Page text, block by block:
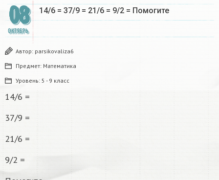
08
ОКТЯБРЬ
14/6 = 37/9 = 21/6 = 9/2 = Помогите
Автор: parsikovaliza6
Предмет: Математика
Уровень: 5 - 9 класс
14/6 =
37/9 =
21/6 =
9/2 =